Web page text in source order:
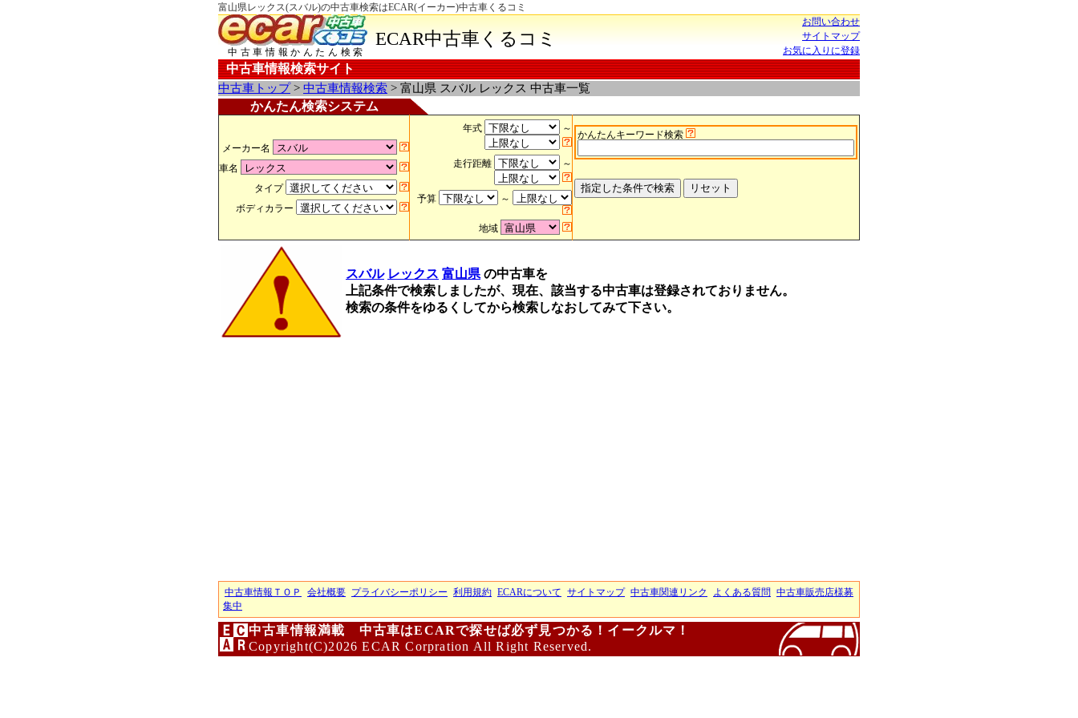
富山県レックス(スバル)の中古車検索はECAR(イーカー)中古車くるコミ
中古車情報かんたん検索
ECAR中古車くるコミ
お問い合わせ
サイトマップ
お気に入りに登録
中古車情報検索サイト
中古車トップ> 中古車情報検索 > 富山県 スバル レックス 中古車一覧
かんたん検索システム
メーカー名
車名
タイプ
ボディカラー
年式 ～
走行距離 ～
予算 ～
地域
かんたんキーワード検索
スバル レックス 富山県 の中古車を
上記条件で検索しましたが、現在、該当する中古車は登録されておりません。
検索の条件をゆるくしてから検索しなおしてみて下さい。
中古車情報ＴＯＰ 会社概要 プライバシーポリシー 利用規約 ECARについて サイトマップ 中古車関連リンク よくある質問 中古車販売店様募
集中
中古車情報満載 中古車はECARで探せば必ず見つかる！イークルマ！
Copyright(C)2026 ECAR Corpration All Right Reserved.